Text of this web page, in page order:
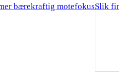
Slik
bærekraftig motefokus